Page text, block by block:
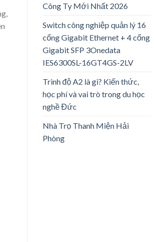
Công Ty Mới Nhất 2026
Switch công nghiệp quản lý 16
cổng Gigabit Ethernet + 4 cổng
Gigabit SFP 3Onedata
IES6300SL-16GT4GS-2LV
Trình độ A2 là gì? Kiến thức,
học phí và vai trò trong du học
nghề Đức
Nhà Trọ Thanh Miện Hải
Phòng